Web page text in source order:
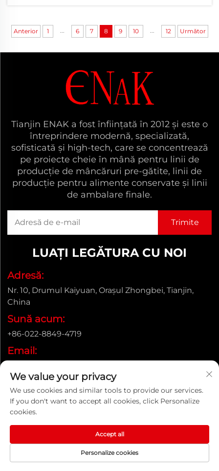
Anterior 1 ... 6 7 8 9 10 ... 12 Următor
Tianjin ENAK a fost înființată în 2012 și este o
întreprindere modernă, specializată,
sofisticată și high-tech, care se concentrează
pe proiecte cheie în mână pentru linii de
producție de mâncăruri pre-gătite, linii de
producție pentru alimente conservate și linii
de ambalare finale.
LUAȚI LEGĂTURA CU NOI
Adresă:
Nr. 10, Drumul Kaiyuan, Orașul Zhongbei, Tianjin,
China
Sună acum:
+86-022-8849-4719
Email:
Drepturi de autor © ENAK (Tianjin) Automation Equipment
We value your privacy
We use cookies and similar tools to provide our services.
If you don't want to accept all cookies, click Personalize
cookies.
Personalize cookies
Accept all